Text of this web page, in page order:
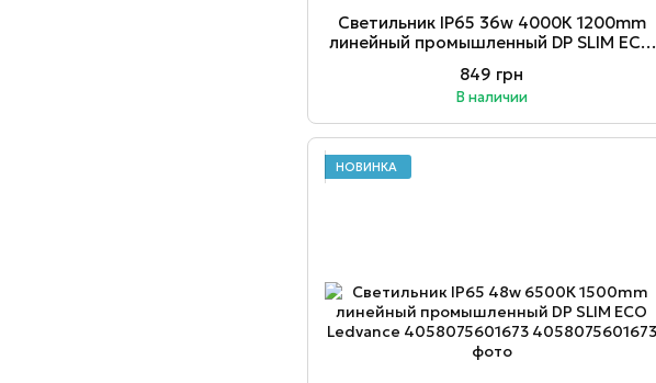
Светильник ІР65 36w 4000К 1200mm
линейный промышленный DP SLIM ECO
849 грн
В наличии
НОВИНКА